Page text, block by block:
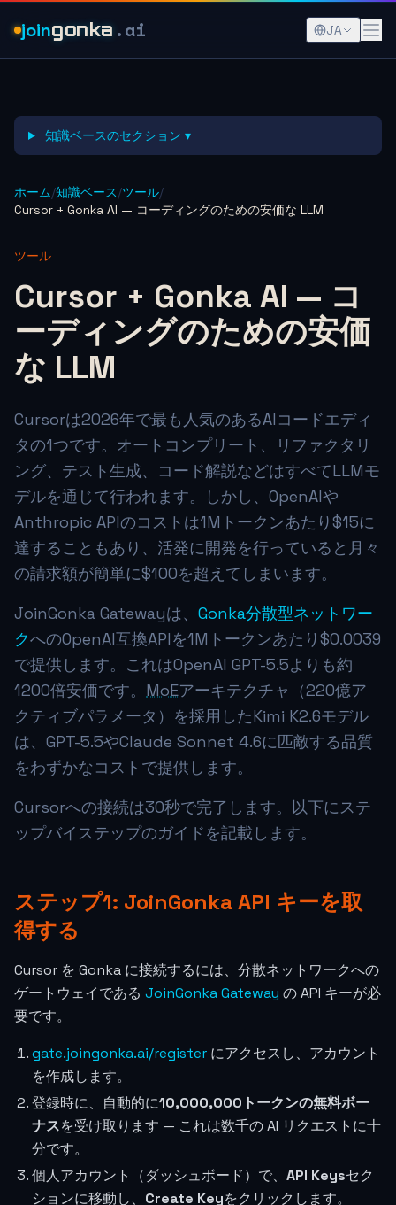
joingonka .ai JA
知識ベースのセクション ▾
ホーム/知識ベース/ツール/
Cursor + Gonka AI — コーディングのための安価な LLM
ツール
Cursor + Gonka AI — コ
ーディングのための安価
な LLM
Cursorは2026年で最も人気のあるAIコードエディ
タの1つです。オートコンプリート、リファクタリ
ング、テスト生成、コード解説などはすべてLLMモ
デルを通じて行われます。しかし、OpenAIや
Anthropic APIのコストは1Mトークンあたり$15に
達することもあり、活発に開発を行っていると月々
の請求額が簡単に$100を超えてしまいます。
JoinGonka Gatewayは、 Gonka分散型ネットワー
クへのOpenAI互換APIを1Mトークンあたり$0.0039
で提供します。これはOpenAI GPT-5.5よりも約
1200倍安価です。 MoEアーキテクチャ（220億ア
クティブパラメータ）を採用したKimi K2.6モデル
は、GPT-5.5やClaude Sonnet 4.6に匹敵する品質
をわずかなコストで提供します。
Cursorへの接続は30秒で完了します。以下にステ
ップバイステップのガイドを記載します。
ステップ1: JoinGonka API キーを取
得する
Cursor を Gonka に接続するには、分散ネットワークへの
ゲートウェイである JoinGonka Gateway の API キーが必
要です。
gate.joingonka.ai/register にアクセスし、アカウント
を作成します。
登録時に、自動的に10,000,000トークンの無料ボー
ナスを受け取ります — これは数千の AI リクエストに十
分です。
個人アカウント（ダッシュボード）で、 API Keysセク
ションに移動し、 Create Keyをクリックします。